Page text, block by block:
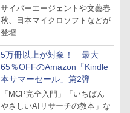
27日にオンライン開催
サイバーエージェントや文藝春
秋、日本マイクロソフトなどが
登壇
5万冊以上が対象！ 最大
65％OFFのAmazon「Kindle
本サマーセール」第2弾
「MCP完全入門」「いちばん
やさしいAIリサーチの教本」な